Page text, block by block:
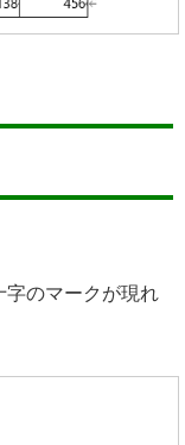
字のマークが現れ